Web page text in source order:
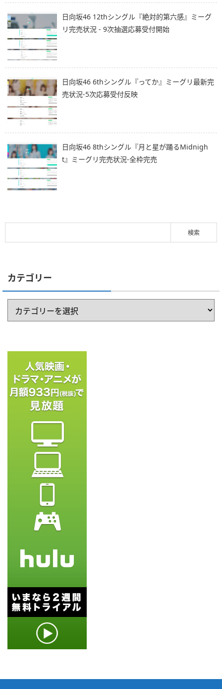
日向坂46 12thシングル『絶対的第六感』ミーグ
リ完売状況 - 9次抽選応募受付開始
日向坂46 6thシングル『ってか』ミーグリ最新完
売状況-5次応募受付反映
日向坂46 8thシングル『月と星が踊るMidnigh
t』ミーグリ完売状況-全枠完売
カテゴリー